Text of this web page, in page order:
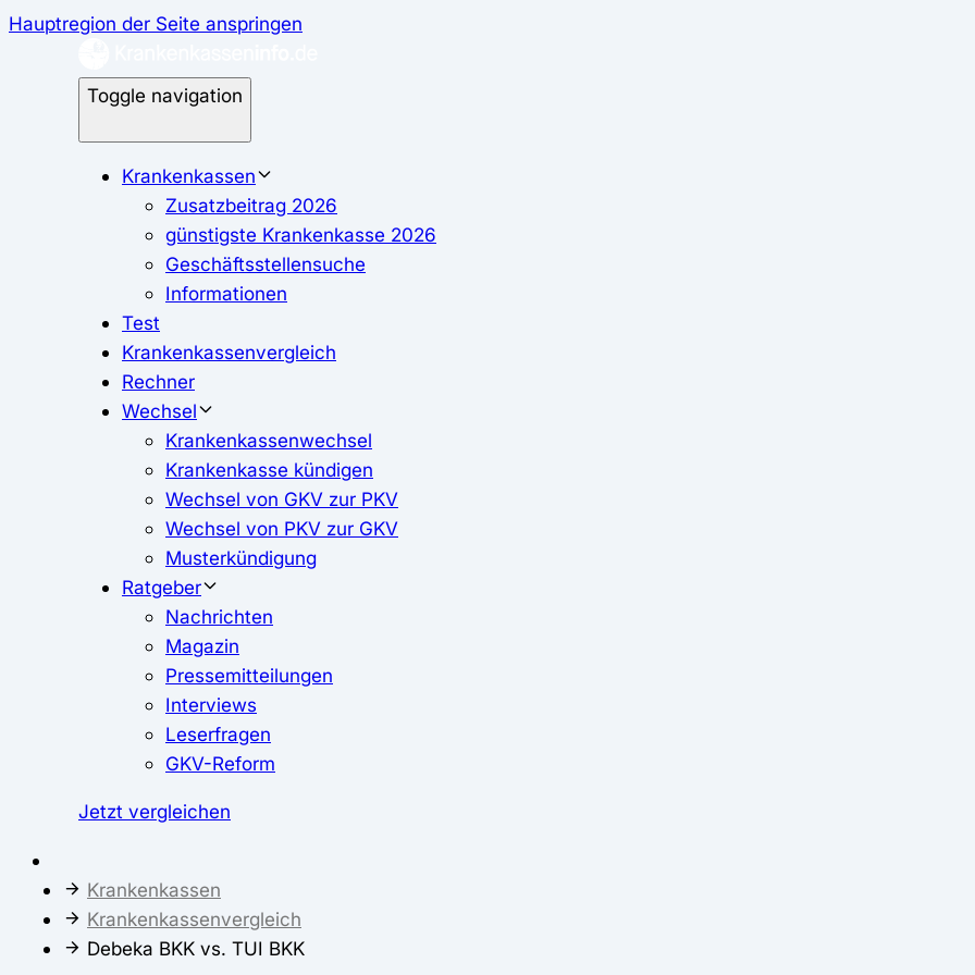
Hauptregion der Seite anspringen
Toggle navigation
Krankenkassen
Zusatzbeitrag 2026
günstigste Krankenkasse 2026
Geschäftsstellensuche
Informationen
Test
Krankenkassenvergleich
Rechner
Wechsel
Krankenkassenwechsel
Krankenkasse kündigen
Wechsel von GKV zur PKV
Wechsel von PKV zur GKV
Musterkündigung
Ratgeber
Nachrichten
Magazin
Pressemitteilungen
Interviews
Leserfragen
GKV-Reform
Jetzt vergleichen
Krankenkassen
Krankenkassenvergleich
Debeka BKK vs. TUI BKK